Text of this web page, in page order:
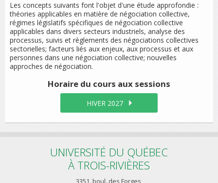
Les concepts suivants font l'objet d'une étude approfondie :
théories applicables en matière de négociation collective,
régimes législatifs spécifiques de négociation collective
applicables dans divers secteurs industriels, analyse des
processus, suivis et règlements des négociations collectives
sectorielles; facteurs liés aux enjeux, aux processus et aux
personnes dans une négociation collective; nouvelles
approches de négociation.
Horaire du cours aux sessions
HIVER 2027
UNIVERSITÉ DU QUÉBEC
À TROIS-RIVIÈRES